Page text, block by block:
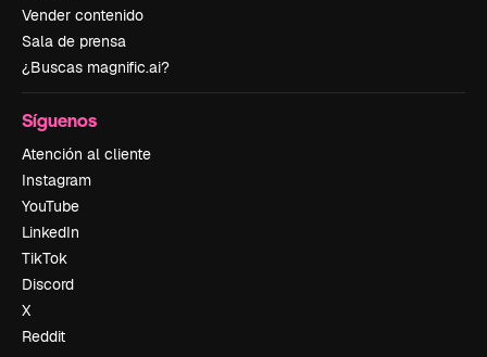
Vender contenido
Sala de prensa
¿Buscas magnific.ai?
Síguenos
Atención al cliente
Instagram
YouTube
LinkedIn
TikTok
Discord
X
Reddit